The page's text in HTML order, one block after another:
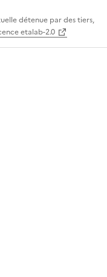
détenue par des tiers,
etalab-2.0